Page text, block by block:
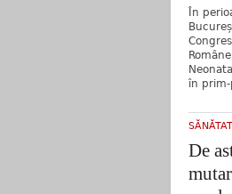
În
în prim-
De